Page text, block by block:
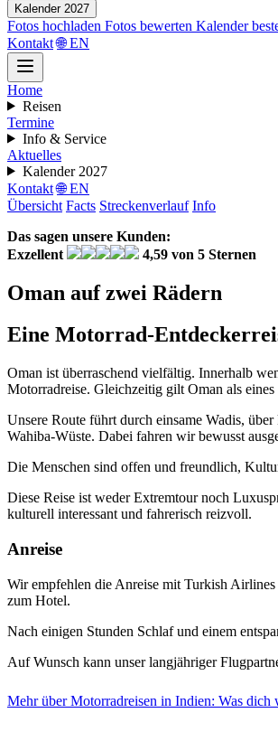
Kalender 2027
Fotos hochladen Fotos bewerten Kalender
Kontakt 🌐 EN
Home
Reisen
Termine
Info & Service
Aktuelles
Kalender 2027
Kontakt 🌐 EN
Übersicht Facts Streckenverlauf Info
Das sagen unsere Kunden:
Exzellent
4,59 von 5 Sternen
Oman auf zwei Rädern
Eine Motorrad-
Oman ist überraschend vielfältig. Innerhalb
Motorradreise. Gleichzeitig gilt Oman als
Unsere Route führt durch einsame Wadis,
Wahiba-Wüste. Dabei fahren wir bewusst
Die Menschen sind offen und freundlich,
Diese Reise ist weder Extremtour noch
kulturell interessant und fahrerisch reizvoll.
Anreise
Wir empfehlen die Anreise mit Turkish
zum Hotel.
Nach einigen Stunden Schlaf und einem
Auf Wunsch kann unser langjähriger
Mehr über Motorradreisen in Indien: Was